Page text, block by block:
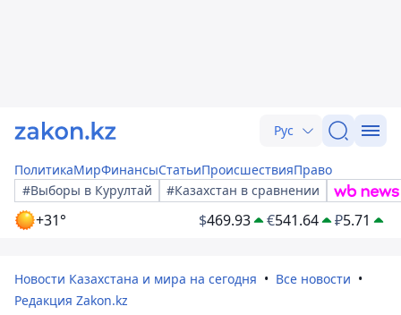
Рус
ПолитикаМирФинансыСтатьиПроисшествияПраво
#Выборы в Курултай
#Казахстан в сравнении
+31° $469.93 €541.64 ₽5.71
Новости Казахстана и мира на сегодня
Все новости
Редакция Zakon.kz